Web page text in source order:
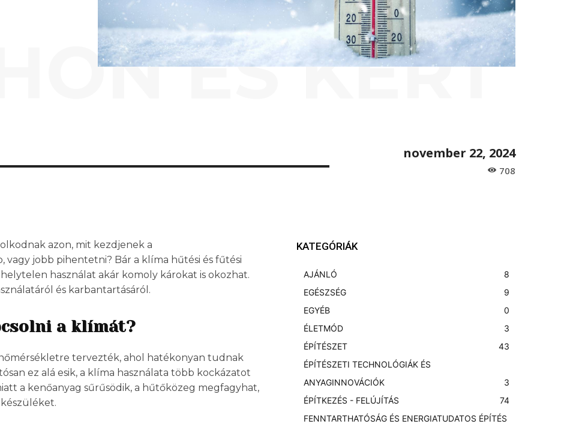
ÉS KERT
november 22, 2024
708
azon, mit kezdjenek a
jobb pihentetni? Bár a klíma hűtési és fűtési
használat akár komoly károkat is okozhat.
és karbantartásáról.
a klímát?
tervezték, ahol hatékonyan tudnak
ez alá esik, a klíma használata több kockázatot
a kenőanyag sűrűsödik, a hűtőközeg megfagyhat,
KATEGÓRIÁK
AJÁNLÓ
8
EGÉSZSÉG
9
EGYÉB
0
ÉLETMÓD
3
ÉPÍTÉSZET
43
ÉPÍTÉSZETI TECHNOLÓGIÁK ÉS
ANYAGINNOVÁCIÓK
3
ÉPÍTKEZÉS - FELÚJÍTÁS
74
FENNTARTHATÓSÁG ÉS ENERGIATUDATOS ÉPÍTÉS